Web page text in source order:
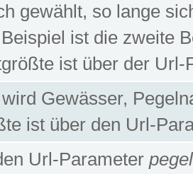
gewählt, so lange
ist die zweite
ist über der
Gewässer,
ist über den Url-
Url-Parameter